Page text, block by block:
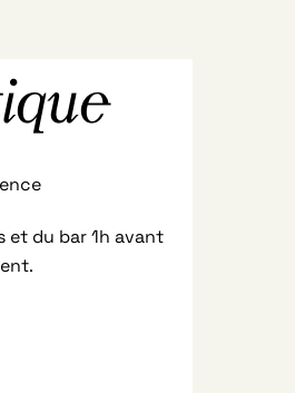
et du bar 1h avant